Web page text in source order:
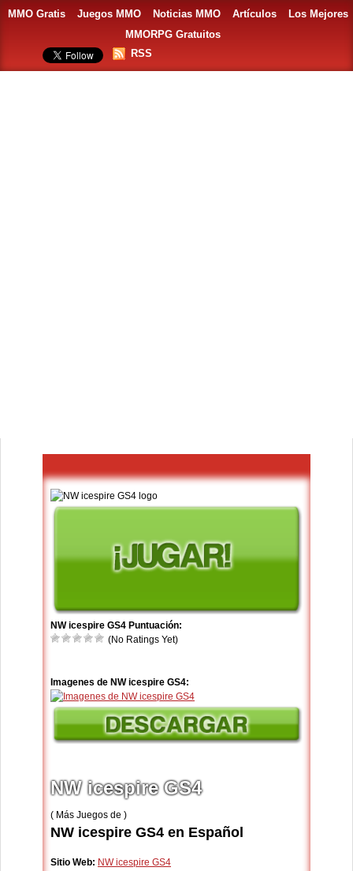
MMO Gratis Juegos MMO Noticias MMO Artículos
Los Mejores
MMORPG Gratuitos
RSS
NW icespire GS4 Puntuación:
(No Ratings Yet)
Imagenes de NW icespire GS4:
NW icespire GS4
( Más Juegos de )
NW icespire GS4 en Español
Sitio Web: NW icespire GS4